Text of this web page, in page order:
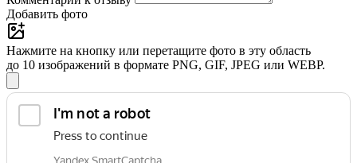
Добавить фото
Нажмите на кнопку или перетащите фото в эту область
до 10 изображений в формате PNG, GIF, JPEG или WEBP.